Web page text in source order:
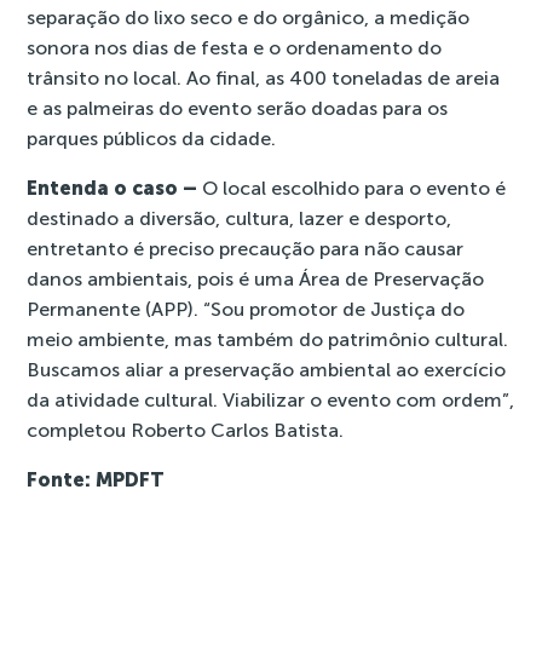
separação do lixo seco e do orgânico, a medição
sonora nos dias de festa e o ordenamento do
trânsito no local. Ao final, as 400 toneladas de areia
e as palmeiras do evento serão doadas para os
parques públicos da cidade.
Entenda o caso – O local escolhido para o evento é
destinado a diversão, cultura, lazer e desporto,
entretanto é preciso precaução para não causar
danos ambientais, pois é uma Área de Preservação
Permanente (APP). “Sou promotor de Justiça do
meio ambiente, mas também do patrimônio cultural.
Buscamos aliar a preservação ambiental ao exercício
da atividade cultural. Viabilizar o evento com ordem”,
completou Roberto Carlos Batista.
Fonte: MPDFT